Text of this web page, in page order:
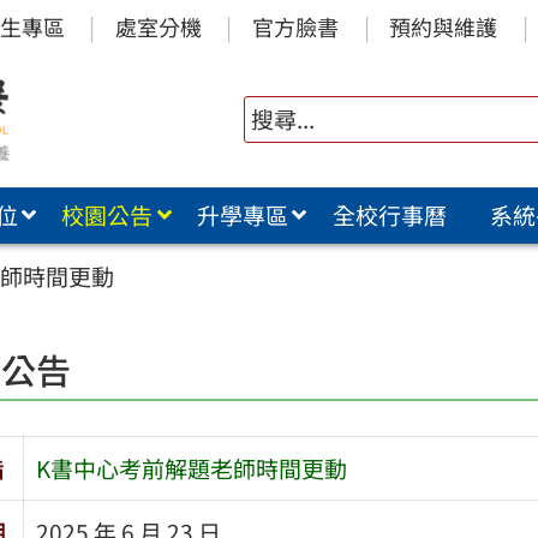
專區 處室分機 官方臉書 預約與維護
校園公告 升學專區 全校行事曆
系
時間更動
告
K書中心考前解題老師時間更動